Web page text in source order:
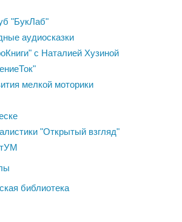
"БукЛаб"
аудиосказки
с Наталией Хузиной
мелкой моторики
"Открытый взгляд"
библиотека